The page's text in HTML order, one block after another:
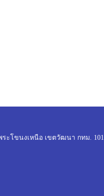
ะโขนงเหนือ เขตวัฒนา กทม.